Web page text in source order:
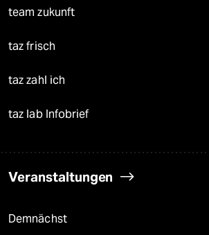
team zukunft
taz frisch
taz zahl ich
taz lab Infobrief
Veranstaltungen
Demnächst